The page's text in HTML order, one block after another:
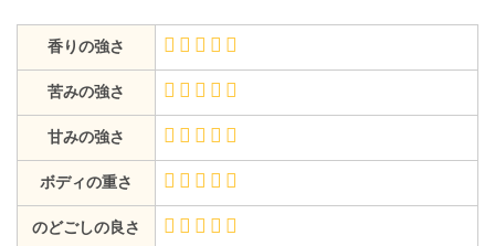
香りの強さ
苦みの強さ
甘みの強さ
ボディの重さ
のどごしの良さ